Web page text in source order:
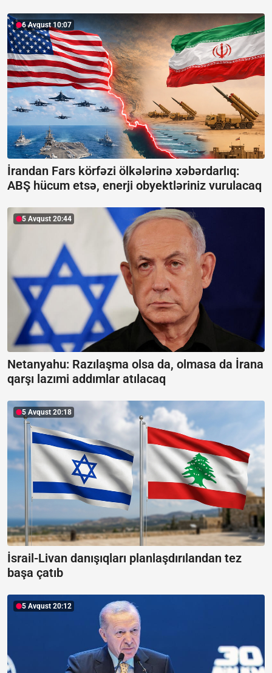
6 Avqust 10:07
İrandan Fars körfəzi ölkələrinə xəbərdarlıq:
ABŞ hücum etsə, enerji obyektləriniz vurulacaq
5 Avqust 20:44
Netanyahu: Razılaşma olsa da, olmasa da İrana
qarşı lazımi addımlar atılacaq
5 Avqust 20:18
İsrail-Livan danışıqları planlaşdırılandan tez
başa çatıb
5 Avqust 20:12